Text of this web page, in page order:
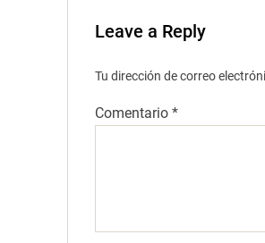
Leave a Reply
Tu dirección de correo
Comentario *